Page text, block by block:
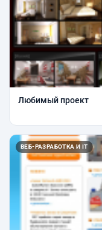
Любимый проект
ВЕБ-РАЗРАБОТКА И IT